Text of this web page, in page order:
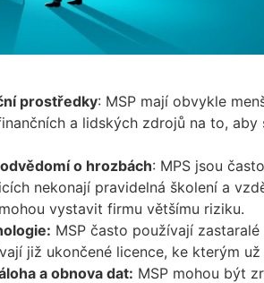
prostředky: MSP mají obvykle
a lidských zdrojů na to,
o hrozbách: MPS jsou
nekonají pravidelná školení a
vystavit firmu většímu riziku.
MSP často používají
již ukončené licence, ke kterým
a obnova dat: MSP mohou být